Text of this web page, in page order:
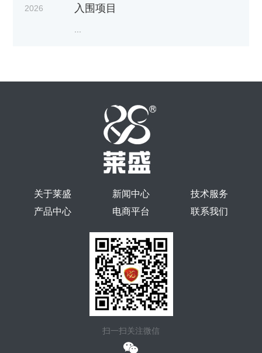
2026
入围项目
关于莱盛 新闻中心
技术服务
产品中心
电商平台 联系我们
扫一扫关注微信